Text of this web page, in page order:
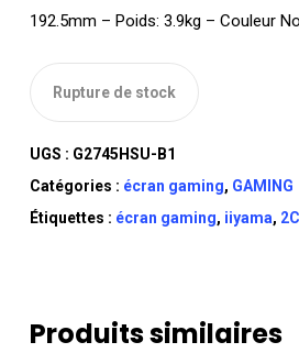
192.5mm – Poids: 3.9kg – Couleur
Rupture de stock
UGS : G2745HSU-B1
Catégories : écran gaming, GAMING
Étiquettes : écran gaming, iiyama,
Produits similaires